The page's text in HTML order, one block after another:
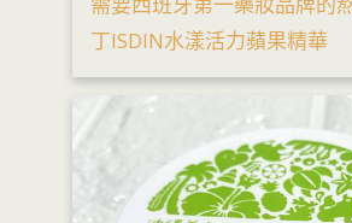
丁ISDIN水漾活力蘋果精華